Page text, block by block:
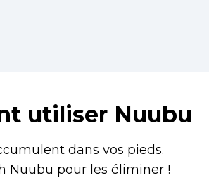
utiliser Nuubu
dans vos pieds.
Nuubu pour les éliminer !